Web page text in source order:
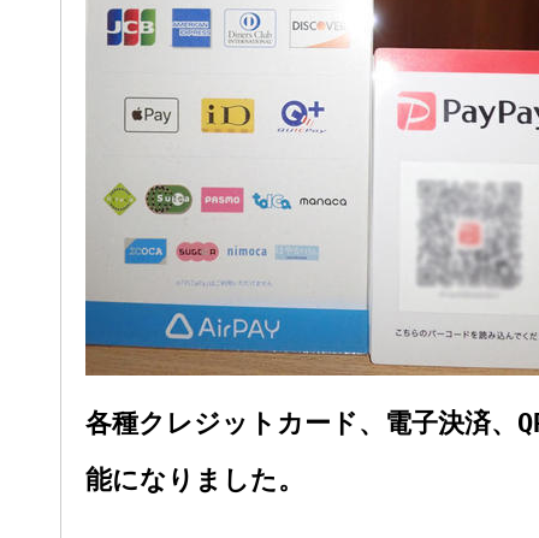
各種クレジットカード、電子決済、
能になりました。